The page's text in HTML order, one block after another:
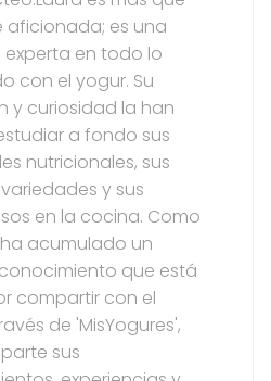
aficionada; es una
en todo lo
con el yogur. Su
y curiosidad la han
a fondo sus
nutricionales, sus
y sus
en la cocina. Como
acumulado un
que está
compartir con el
de 'MisYogures',
sus